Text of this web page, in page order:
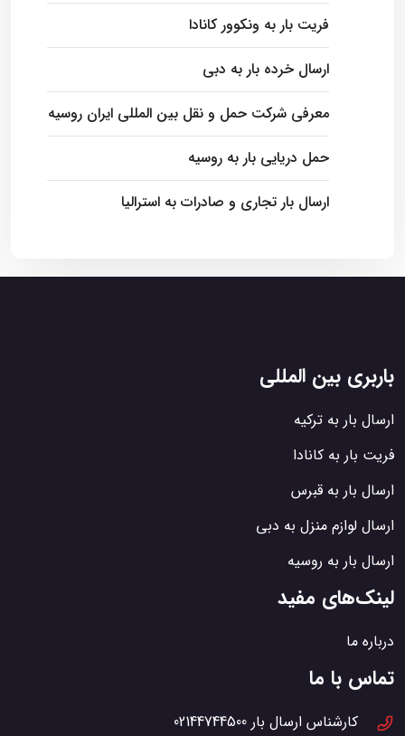
فریت بار به ونکوور کانادا
ارسال خرده بار به دبی
معرفی شرکت حمل و نقل بین المللی ایران روسیه
حمل دریایی بار به روسیه
ارسال بار تجاری و صادرات به استرالیا
باربری بین المللی
ارسال بار به ترکیه
فریت بار به کانادا
ارسال بار به قبرس
ارسال لوازم منزل به دبی
ارسال بار به روسیه
لینک‌های مفید
درباره ما
تماس با ما
کارشناس ارسال بار 02144744500